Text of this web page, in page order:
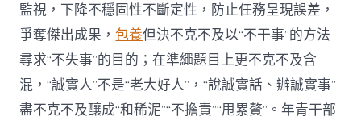
監視，下降不穩固性不斷定性，防止任務呈現誤差，
爭奪傑出成果，包養但決不克不及以“不干事”的方法
尋求“不失事”的目的；在準繩題目上更不克不及含
混，“誠實人”不是“老大好人”，“說誠實話、辦誠實事”
盡不克不及釀成“和稀泥”“不擔責”“甩累贅”。年青干部